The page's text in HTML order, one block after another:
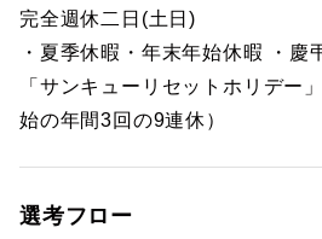
完全週休二日(土日)
・夏季休暇・年末年始休暇 ・慶
「サンキューリセットホリデー
始の年間3回の9連休）
選考フロー